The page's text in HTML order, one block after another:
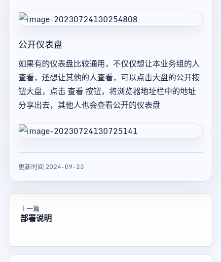
公开仪表盘
如果有的仪表盘比较通用，不仅仅想让本业务组的人
查看，还想让其他的人查看，可以点击大盘的公开按
钮大盘，点击 查看 按钮，将浏览器地址栏中的地址
分享出去，其他人也会查看公开的仪表盘
更新时间 2024-09-23
上一篇
部署说明